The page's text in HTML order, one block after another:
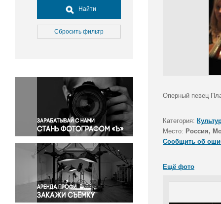
Досуг, туризм и отдых
Культура
Медицина
Окружающая среда
Политика
Правосудие
Происшествия и конфликты
Религия
Светская жизнь
Спорт
Экология
Экономика и бизнес
Найти
Сбросить фильтр
Оперный певец
Категория:
Место: Россия,
Сообщить об
Ещё фото